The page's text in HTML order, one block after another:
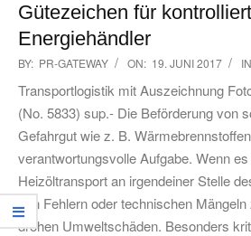
Gütezeichen für
Energiehändler
2017-
06-
19
BY: PR-GATEWAY ON: 19. JUNI 2017
Transportlogistik mit Auszeichnung
(No. 5833) sup.- Die Beförderung von
Gefahrgut wie z. B.
verantwortungsvolle Aufgabe. Wenn
Heizöltransport an irgendeiner Stelle
von Fehlern oder technischen
drohen Umweltschäden. Besonders